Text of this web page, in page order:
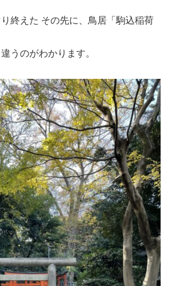
り終えた その先に、鳥居「駒込稲荷
うのがわかります。